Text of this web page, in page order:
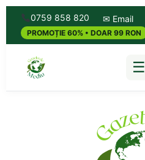
0759 858 820 ✉ Email
PROMOȚIE 60% • DOAR 99 RON
☰